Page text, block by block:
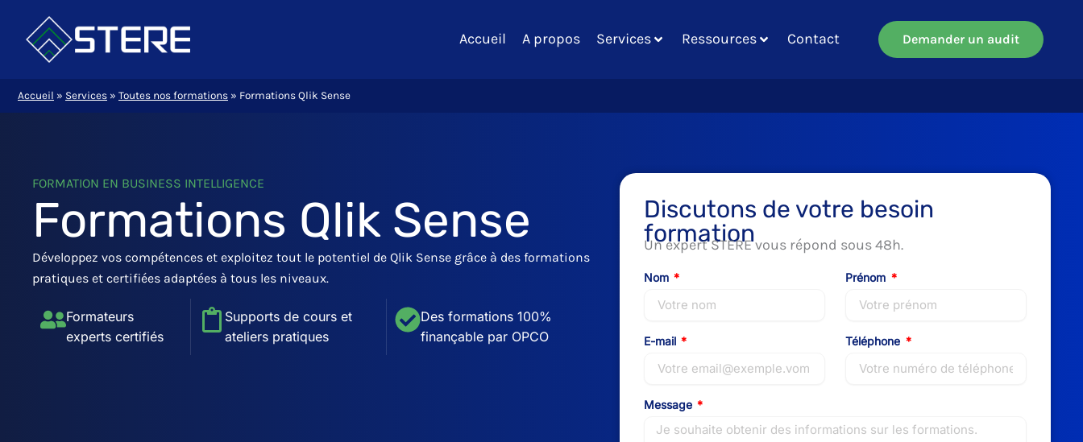
contenu
Accueil A propos Services Ressources Contact Demander un audit
Accueil » Services » Toutes nos formations » Formations Qlik Sense
FORMATION EN BUSINESS INTELLIGENCE
Formations Qlik Sense
Développez vos compétences et exploitez tout le potentiel de Qlik Sense grâce à des formations
pratiques et certifiées adaptées à tous les niveaux.
Formateurs
experts certifiés
Supports de cours et
ateliers pratiques
Des formations 100%
finançable par OPCO
Discutons de votre besoin
formation
Un expert STERE vous répond sous 48h.
Nom Prénom
E-mail Téléphone
Message